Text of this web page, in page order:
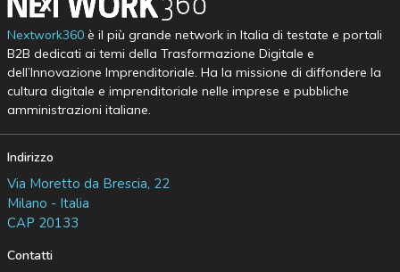
Nextwork360è il più grande network in Italia di testate e portali
B2B dedicati ai temi della Trasformazione Digitale e
dell’Innovazione Imprenditoriale. Ha la missione di diffondere la
cultura digitale e imprenditoriale nelle imprese e pubbliche
amministrazioni italiane.
Indirizzo
Via Moretto da Brescia, 22
Milano - Italia
CAP 20133
Contatti